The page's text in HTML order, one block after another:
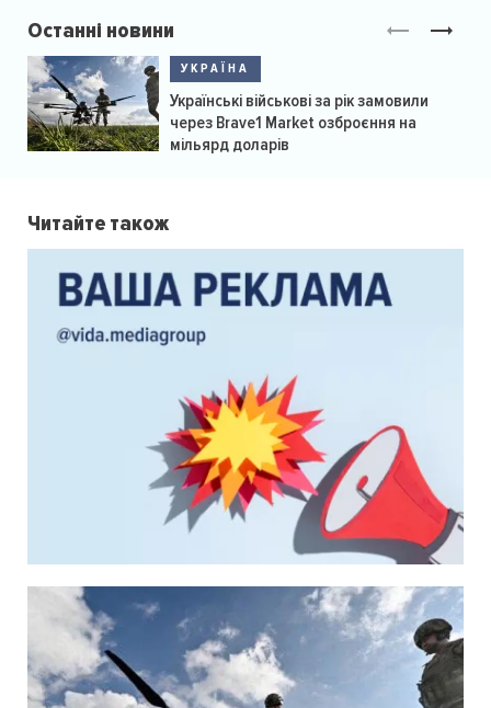
Останні новини
УКРАЇНА
Українські військові за рік замовили
через Brave1 Market озброєння на
мільярд доларів
Читайте також